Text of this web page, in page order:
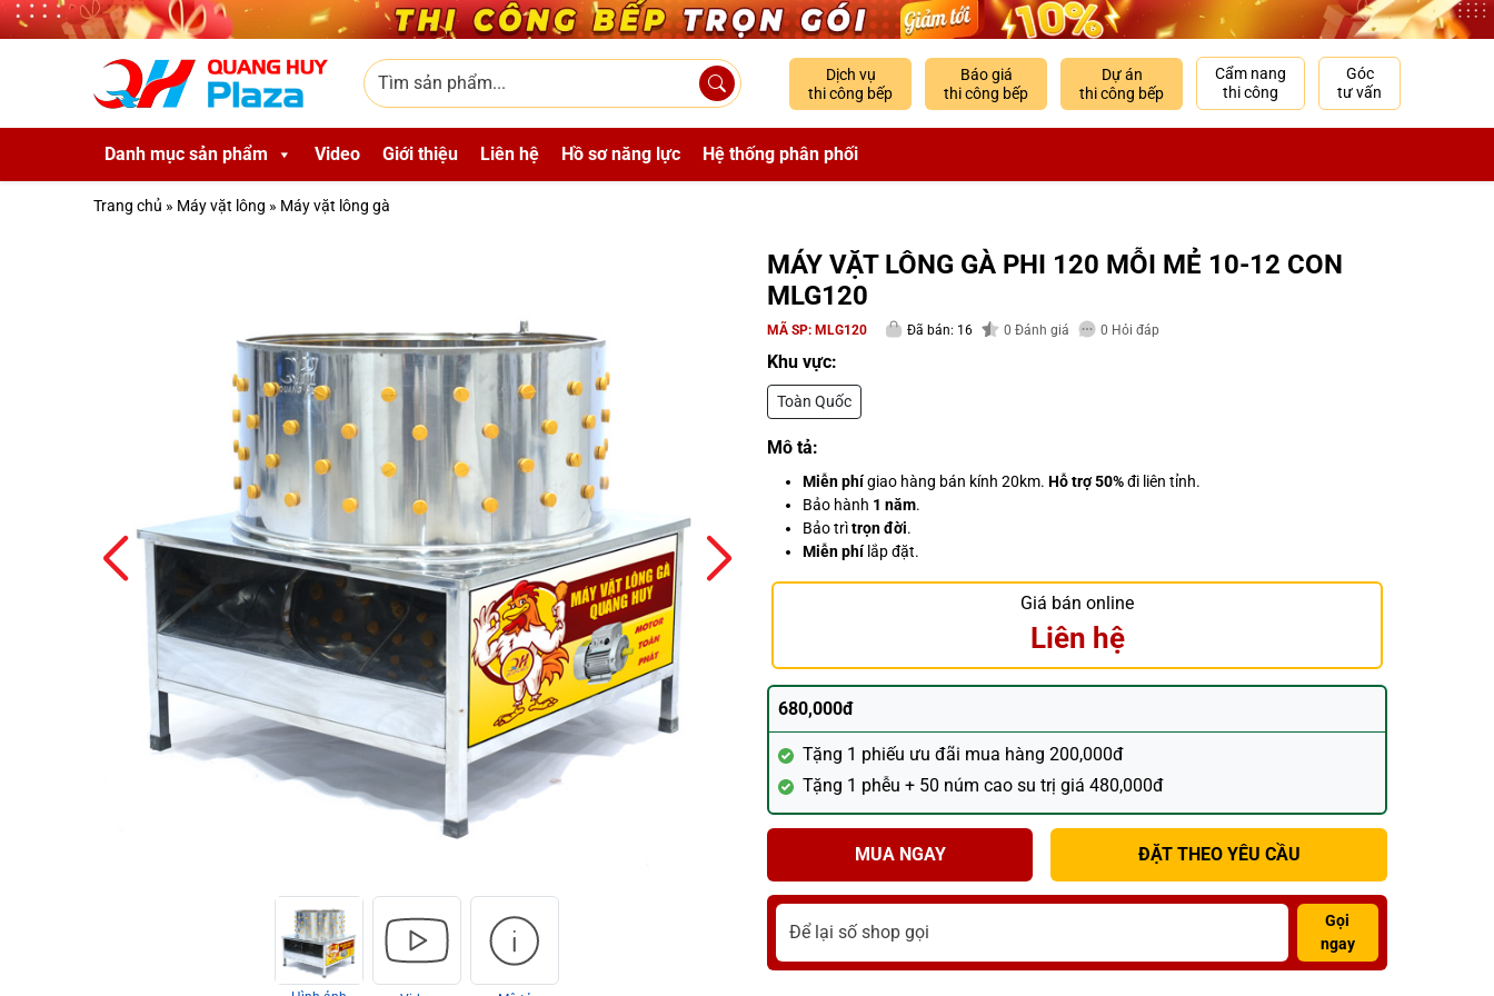
Skip to main content
Tìm sản phẩm
Dịch vụ
thi công bếp
Báo giá
thi công bếp
Dự án
thi công bếp
Cẩm nang
thi công
Góc
tư vấn
Danh mục sản phẩm Video Giới thiệu Liên hệ Hồ sơ năng lực Hệ thống phân phối
Trang chủ » Máy vặt lông » Máy vặt lông gà
MÁY VẶT LÔNG GÀ PHI 120 MỖI MẺ 10-12 CON
MLG120
MÃ SP: MLG120 Đã bán: 16 0 Đánh giá 0 Hỏi đáp
Khu vực:
Toàn Quốc
Mô tả:
Miễn phígiao hàng bán kính 20km. Hỗ trợ 50%đi liên tỉnh.
Bảo hành 1 năm.
Bảo trìtrọn đời.
Miễn phílắp đặt.
Giá bán online
Liên hệ
680,000đ
Tặng 1 phiếu ưu đãi mua hàng 200,000đ
Tặng 1 phễu + 50 núm cao su trị giá 480,000đ
MUA NGAY ĐẶT THEO YÊU CẦU
Gọi
ngay